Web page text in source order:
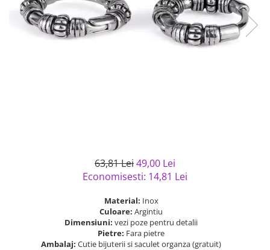
semipretioase
Bijuterii argint placat cu aur
Bijuterii de Lux
Bijuterii gotice si rock
Solutii si lavete de curatare
63,81 Lei49,00 Lei
Economisesti: 14,81 Lei
Material: Inox
Culoare: Argintiu
Dimensiuni: vezi poze pentru detalii
Pietre: Fara pietre
Ambalaj: Cutie bijuterii si saculet organza (gratuit)